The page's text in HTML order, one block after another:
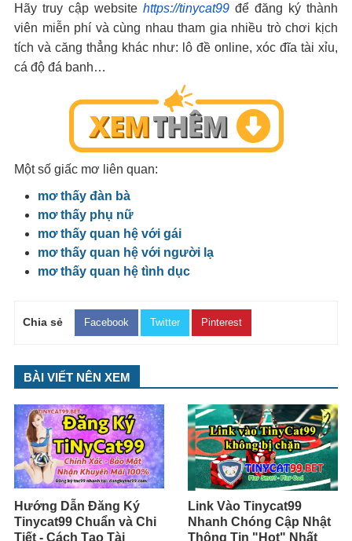
Hãy truy cập website https://tinycat99 để đăng ký thành
viên miễn phí và cùng nhau tham gia nhiều trò chơi kịch
tích và căng thẳng khác như: lô đề online, xóc đĩa tài xỉu,
cá độ đá banh…
Một số giấc mơ liên quan:
mơ thấy đàn bà
mơ thấy phụ nữ
mơ thấy quan hệ với gái
mơ thấy quan hệ với người lạ
mơ thấy quan hệ tình dục
Chia sẻ Facebook Twitter Pinterest
BÀI VIẾT NÊN XEM
Hướng Dẫn Đăng Ký
Tinycat99 Chuẩn và Chi
Tiết - Cách Tạo Tài
Link Vào Tinycat99
Nhanh Chóng Cập Nhật
Thông Tin "Hot" Nhất